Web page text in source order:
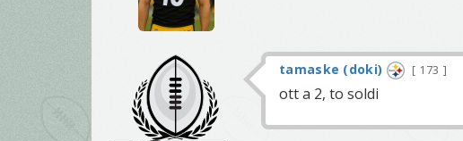
tamaske (doki) 173
ott a 2, to soldi